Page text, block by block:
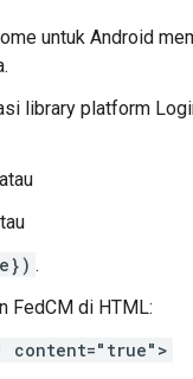
untuk Android
library platform
.
FedCM di HTML:
content="true">